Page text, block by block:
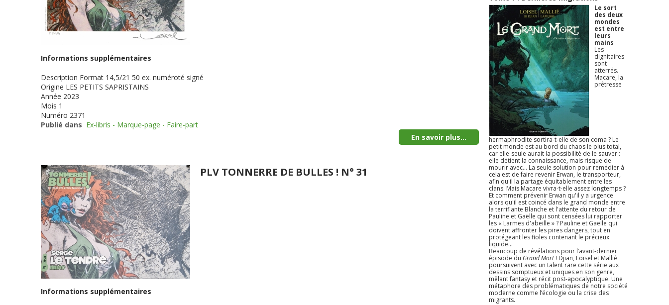
Informations supplémentaires
Description Format 14,5/21 50 ex. numéroté signé
Origine LES PETITS SAPRISTAINS
Année 2023
Mois 1
Numéro 2371
Publié dans Ex-libris - Marque-page - Faire-part
En savoir plus...
PLV TONNERRE DE BULLES ! N° 31
Informations supplémentaires
Le sort
des deux
mondes
est entre
leurs
mains
Les
dignitaires
sont
atterrés.
Macare, la
prêtresse
hermaphrodite sortira-t-elle de son coma ? Le
petit monde est au bord du chaos le plus total,
car elle-seule aurait la possibilité de le sauver :
elle détient la connaissance, mais risque de
mourir avec... La seule solution pour remédier à
cela est de faire revenir Erwan, le transporteur,
afin qu'il la partage équitablement entre les
clans. Mais Macare vivra-t-elle assez longtemps ?
Et comment prévenir Erwan qu'il y a urgence
alors qu'il est coincé dans le grand monde entre
la terrifiante Blanche et l'attente du retour de
Pauline et Gaëlle qui sont censées lui rapporter
les « Larmes d'abeille » ? Pauline et Gaëlle qui
doivent affronter les pires dangers, tout en
protégeant les fioles contenant le précieux
liquide...
Beaucoup de révélations pour l’avant-dernier
épisode du Grand Mort! Djian, Loisel et Mallié
poursuivent avec un talent rare cette série aux
dessins somptueux et uniques en son genre,
mêlant fantasy et récit post-apocalyptique. Une
métaphore des problématiques de notre société
moderne comme l’écologie ou la crise des
migrants.